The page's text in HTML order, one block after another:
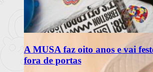
A MUSA faz oito anos e vai
fora de portas